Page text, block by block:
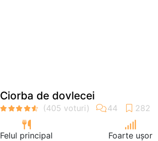
Ciorba de dovlecei
Felul principal Foarte ușor